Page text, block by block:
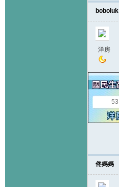
boboluk
洋房
53
佟媽媽